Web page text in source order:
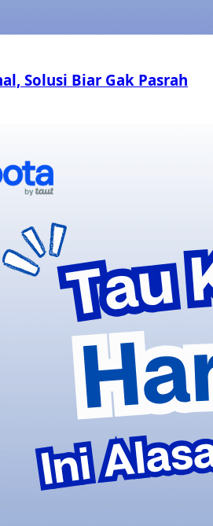
Solusi Biar Gak Pasrah